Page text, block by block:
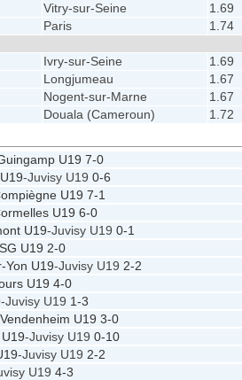
Vitry-sur-Seine 1.69
Paris 1.74
Ivry-sur-Seine 1.69
Longjumeau 1.67
Nogent-sur-Marne 1.67
Douala (Cameroun) 1.72
U19 7-0
-Juvisy U19 0-6
U19 7-1
U19 6-0
U19-Juvisy U19 0-1
U19 2-0
Yon U19-Juvisy U19 2-2
U19 4-0
-Juvisy U19 1-3
Vendenheim U19 3-0
-Juvisy U19 0-10
-Juvisy U19 2-2
U19 4-3